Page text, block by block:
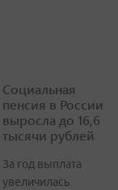
Социальная
пенсия в России
выросла до 16,6
тысячи рублей
За год выплата
увеличилась